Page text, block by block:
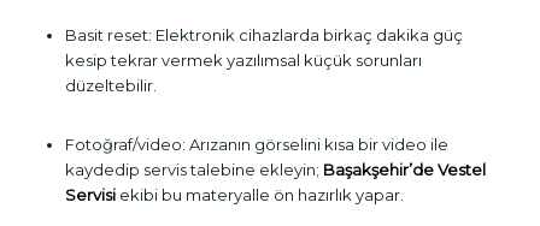
Basit reset: Elektronik cihazlarda birkaç dakika güç
kesip tekrar vermek yazılımsal küçük sorunları
düzeltebilir.
Fotoğraf/video: Arızanın görselini kısa bir video ile
kaydedip servis talebine ekleyin; Başakşehir’de Vestel
Servisiekibi bu materyalle ön hazırlık yapar.